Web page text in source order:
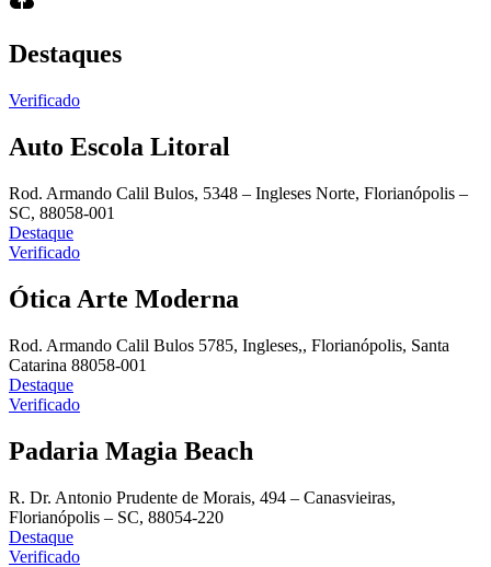
Destaques
Verificado
Auto Escola Litoral
Rod. Armando Calil Bulos, 5348 – Ingleses Norte, Florianópolis –
SC, 88058-001
Destaque
Verificado
Ótica Arte Moderna
Rod. Armando Calil Bulos 5785, Ingleses,, Florianópolis, Santa
Catarina 88058-001
Destaque
Verificado
Padaria Magia Beach
R. Dr. Antonio Prudente de Morais, 494 – Canasvieiras,
Florianópolis – SC, 88054-220
Destaque
Verificado